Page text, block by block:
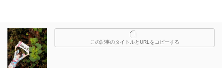
この記事のタイトルとURLをコピーする